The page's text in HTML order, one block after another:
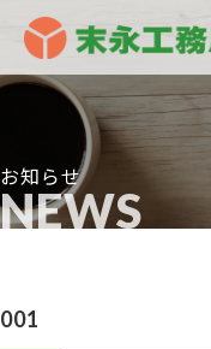
お知らせ
NEWS
001